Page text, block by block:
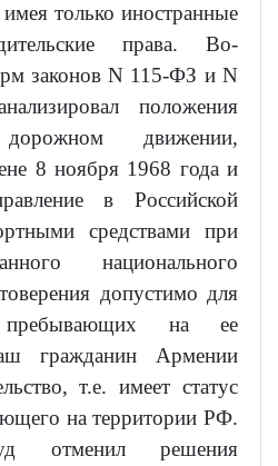
только иностранные
права. Во-
законов N 115-ФЗ и N
положения
движении,
8 ноября 1968 года и
в Российской
средствами при
национального
допустимо для
на ее
гражданин Армении
т.е. имеет статус
на территории РФ.
отменил решения